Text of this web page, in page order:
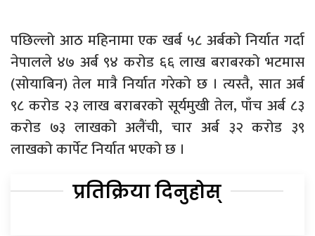
पछिल्लो आठ महिनामा एक खर्ब ५८ अर्बको निर्यात गर्दा
नेपालले ४७ अर्ब ९४ करोड ६६ लाख बराबरको भटमास
(सोयाबिन) तेल मात्रै निर्यात गरेको छ । त्यस्तै, सात अर्ब
९८ करोड २३ लाख बराबरको सूर्यमुखी तेल, पाँच अर्ब ८३
करोड ७३ लाखको अलैंची, चार अर्ब ३२ करोड ३९
लाखको कार्पेट निर्यात भएको छ ।
प्रतिक्रिया दिनुहोस्